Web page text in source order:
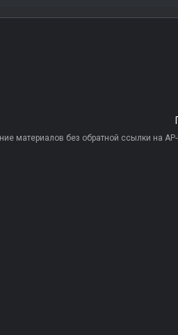
материалов без обратной ссылки на